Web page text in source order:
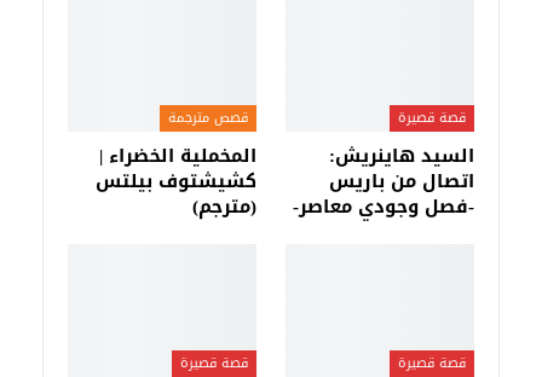
قصة قصيرة
السيد هاينريش:
اتصال من باريس
-فصل وجودي معاصر-
قصص مترجمة
المخملية الخضراء |
كشيشتوف بيلتس
(مترجم)
قصة قصيرة قصة قصيرة